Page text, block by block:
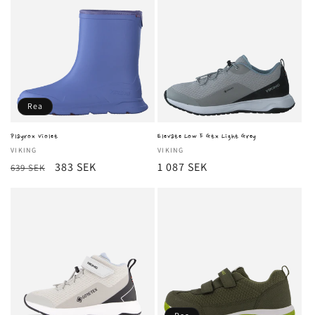
Rea
Playrox Violet
Säljare:
VIKING
Ordinarie
639 SEK Försäljningspris
383 SEK
Elevate Low F Gtx Light Grey
Säljare:
VIKING
Ordinarie
1 087 SEK